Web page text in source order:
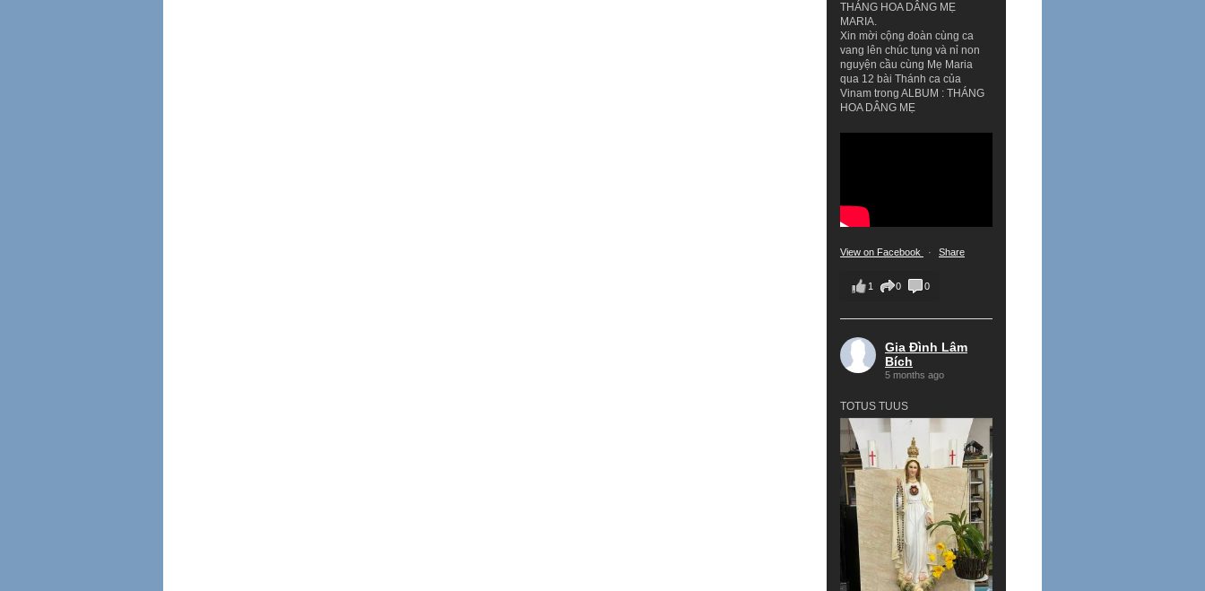
THÁNG HOA DÂNG MẸ
MARIA.
Xin mời cộng đoàn cùng ca
vang lên chúc tụng và nỉ non
nguyện cầu cùng Mẹ Maria
qua 12 bài Thánh ca của
Vinam trong ALBUM : THÁNG
HOA DÂNG MẸ
View on Facebook · Share
1 0 0
Gia Đình Lâm
Bích
5 months ago
TOTUS TUUS